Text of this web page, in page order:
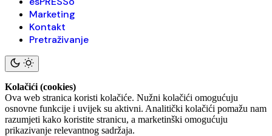
Marketing
Kontakt
Pretraživanje
Kolačići (cookies)
Ova web stranica koristi kolačiće. Nužni kolačići omogućuju
osnovne funkcije i uvijek su aktivni. Analitički kolačići pomažu nam
razumjeti kako koristite stranicu, a marketinški omogućuju
prikazivanje relevantnog sadržaja.